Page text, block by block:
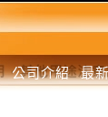
公司介紹 最